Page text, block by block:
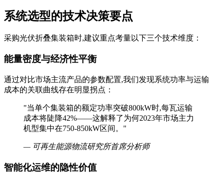
系统选型的技术决策要点
采购光伏折叠集装箱时,建议重点考量以下三个技术维度：
能量密度与经济性平衡
通过对比市场主流产品的参数配置,我们发现系统功率与运输
成本的关联曲线存在明显拐点：
"当单个集装箱的额定功率突破800kW时,每瓦运输
成本将陡降42%——这解释了为何2023年市场主力
机型集中在750-850kW区间。"
— 可再生能源物流研究所首席分析师
智能化运维的隐性价值